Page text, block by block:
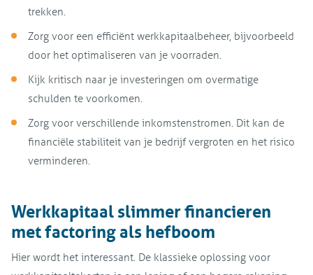
trekken.
Zorg voor een efficiënt werkkapitaalbeheer, bijvoorbeeld
door het optimaliseren van je voorraden.
Kijk kritisch naar je investeringen om overmatige
schulden te voorkomen.
Zorg voor verschillende inkomstenstromen. Dit kan de
financiële stabiliteit van je bedrijf vergroten en het risico
verminderen.
Werkkapitaal slimmer financieren
met factoring als hefboom
Hier wordt het interessant. De klassieke oplossing voor